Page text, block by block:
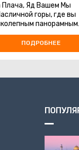
Плача, Яд Вашем Мы
горы, где вы
панорамным
видом на город. Затем мы отправимся ...
ПОДРОБНЕЕ